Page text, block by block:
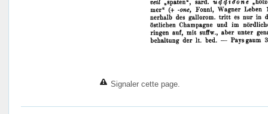
Signaler cette page.